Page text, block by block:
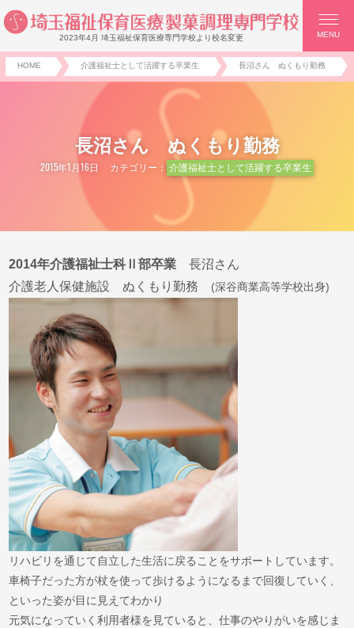
2023年4月 埼玉福祉保育医療専門学校より校名変更 MENU
HOME 介護福祉士として活躍する卒業生 長沼さん ぬくもり勤務
長沼さん ぬくもり勤務
2015年1月16日 カテゴリー： 介護福祉士として活躍する卒業生
2014年介護福祉士科Ⅱ部卒業 長沼さん
介護老人保健施設 ぬくもり勤務 (深谷商業高等学校出身)
リハビリを通じて自立した生活に戻ることをサポートしています。
車椅子だった方が杖を使って歩けるようになるまで回復していく、
といった姿が目に見えてわかり
元気になっていく利用者様を見ていると、仕事のやりがいを感じま